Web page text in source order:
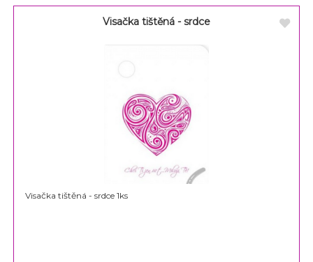
Visačka tištěná - srdce
Visačka tištěná - srdce 1ks